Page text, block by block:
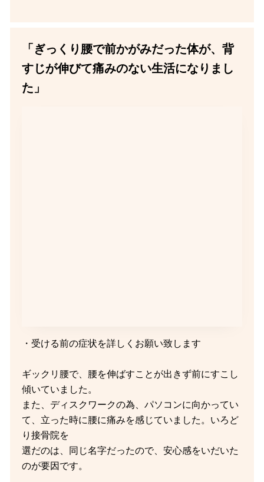
「ぎっくり腰で前かがみだった体が、背
すじが伸びて痛みのない生活になりまし
た」
・受ける前の症状を詳しくお願い致します
ギックリ腰で、腰を伸ばすことが出きず前にすこし
傾いていました。
また、ディスクワークの為、パソコンに向かってい
て、立った時に腰に痛みを感じていました。いろど
り接骨院を
選だのは、同じ名字だったので、安心感をいだいた
のが要因です。